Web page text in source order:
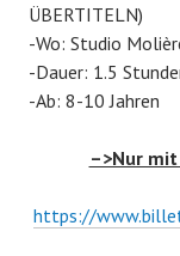
ÜBERTITELN)
-Wo: Studio
-Dauer: 1.5
-Ab: 8-10 Jahren
–>Nur
https://